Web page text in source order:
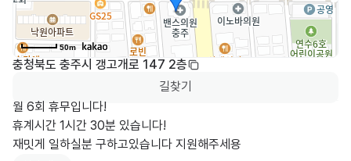
50m
충청북도 충주시 갱고개로 147 2층
길찾기
월 6회 휴무입니다!
휴계시간 1시간 30분 있습니다!
재밋게 일하실분 구하고있습니다 지원해주세용